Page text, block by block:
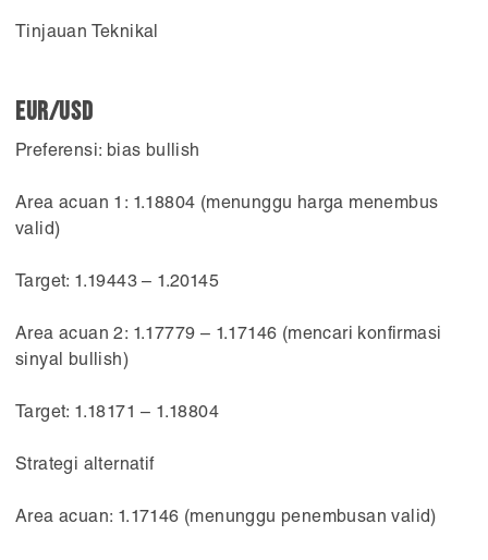
Tinjauan Teknikal
EUR/USD
Preferensi: bias bullish
Area acuan 1: 1.18804 (menunggu harga menembus
valid)
Target: 1.19443 – 1.20145
Area acuan 2: 1.17779 – 1.17146 (mencari konfirmasi
sinyal bullish)
Target: 1.18171 – 1.18804
Strategi alternatif
Area acuan: 1.17146 (menunggu penembusan valid)